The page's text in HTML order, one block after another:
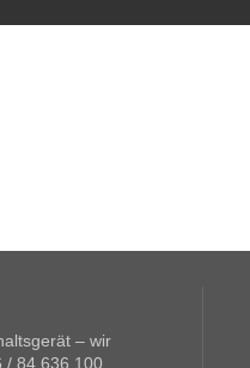
– wir
/ 84 636 100